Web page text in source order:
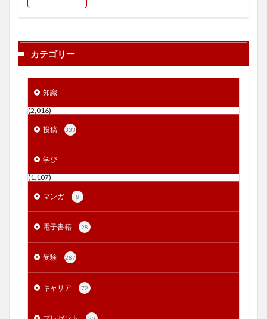
カテゴリー
知識
(2,016)
投稿 333
学び
(1,107)
マンガ 8
電子書籍 28
受験 287
キャリア 72